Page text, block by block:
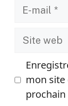
Site
mon site